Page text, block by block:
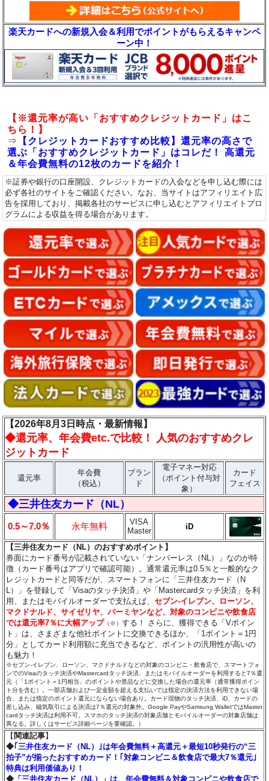
楽天カードへの新規入会＆利用でポイントがもらえるキャンペ
ーン中！
【※還元率が高い「おすすめクレジットカード」はこ
ちら！】
⇒
【クレジットカードおすすめ比較】還元率の高さで
選ぶ「おすすめクレジットカード」はコレだ！ 高還元
＆年会費無料の12枚のカードを紹介！
※証券や銀行の口座開設、クレジットカードの入会などを申し込む際には
必ず各社のサイトをご確認ください。なお、当サイトはアフィリエイト広
告を採用しており、掲載各社のサービスに申し込むとアフィリエイトプロ
グラムによる収益を得る場合があります。
【2026年8月3日時点・最新情報】
◆還元率、年会費etc.で比較！ 人気のおすすめクレ
ジットカード
還元率
年会費
（税込）
ブラン
ド
電子マネー対応
（ポイント付与対
象）
カード
フェイス
◆三井住友カード（NL）
0.5～7.0％ 永年無料
VISA
Master
iD
【三井住友カード（NL）のおすすめポイント】
券面にカード番号が記載されていない「ナンバーレス（NL）」なのが特
徴（カード番号はアプリで確認可能）。通常還元率は0.5％と一般的なク
レジットカードと同等だが、スマートフォンに「三井住友カード（N
L）」を登録して「Visaのタッチ決済」や「Mastercardタッチ決済」を利
用、またはモバイルオーダーで支払えば、セブン‐イレブン、ローソン、
マクドナルド、サイゼリヤ、バーミヤンなど、対象のコンビニや飲食店
では還元率7％に大幅アップ （※）する！ さらに、獲得できる「Vポイン
ト」は、さまざまな他社ポイントに交換できるほか、「1ポイント＝1円
分」としてカード利用額に充当できるなど、ポイントの汎用性が高いの
も魅力！
※セブン‐イレブン、ローソン、マクドナルドなどの対象のコンビニ・飲食店で、スマートフォ
ンでのVisaのタッチ決済やMastercardタッチ決済、またはモバイルオーダーを利用すると7％還
元（「1ポイント＝1円相当」のポイントや景品などに交換した場合の還元率（通常獲得ポイン
ト分を含む）。一部店舗および一定金額を超える支払いでは指定の決済方法を利用できない場
合、または指定のポイント還元にならない場合あり。カード現物のタッチ決済、iD、カードの
差し込み、磁気取引による決済は7％還元の対象外。Google PayやSamsung WalletではMaster
cardタッチ決済は利用不可。スマホのタッチ決済の対象店舗とモバイルオーダーの対象店舗は
異なる。詳しくはサービス詳細ページを要確認。）
【 関連記事】
◆｢三井住友カード（NL）｣は年会費無料＋高還元＋最短10秒発行の“三
拍子”が揃ったおすすめカード！｢対象コンビニ＆飲食店で最大7％還元｣
特典は利用価値あり！
◆ 「三井住友カード（NL）」は、年会費無料＆対象コンビニや飲食店で